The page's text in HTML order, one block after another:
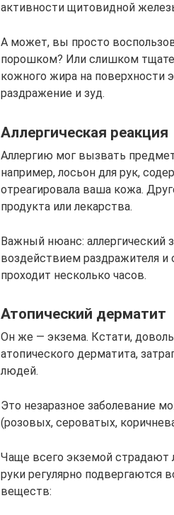
активности щитовидной
А может, вы просто
порошком? Или слишком
кожного жира на поверхности
раздражение и зуд.
Аллергическая реакция
Аллергию мог вызвать
например, лосьон для рук,
отреагировала ваша кожа.
продукта или лекарства.
Важный нюанс: аллергический
воздействием раздражителя и
проходит несколько часов.
Атопический дерматит
Он же — экзема. Кстати,
атопического дерматита,
людей.
Это незаразное заболевание
(розовых, сероватых,
Чаще всего экземой страдают
руки регулярно подвергаются
веществ: